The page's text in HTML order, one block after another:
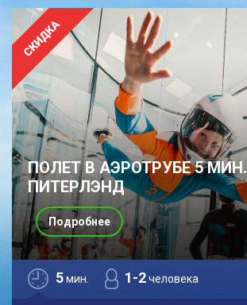
ПОЛЕТ В АЭРОТРУБЕ 5 МИН.
ПИТЕРЛЭНД
5мин. 1-2человека
Подробнее